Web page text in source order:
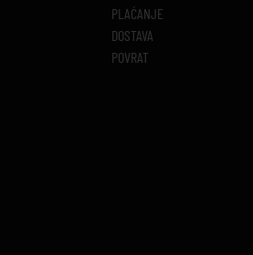
PLAĆANJE
DOSTAVA
POVRAT